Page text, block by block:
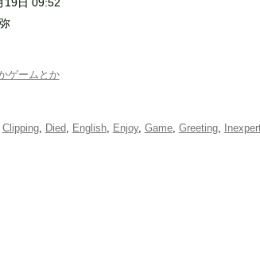
ゲームとか
Clipping, Died English, Enjoy, Game, Greeting,